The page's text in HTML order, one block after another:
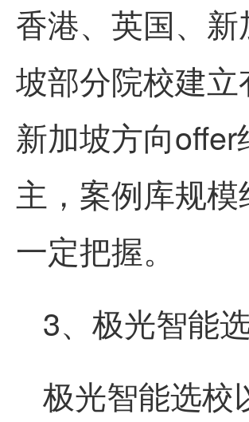
香港、英国、
坡部分院校建
新加坡方向
主，案例库规
一定把握。
3、极光智能
极光智能选校